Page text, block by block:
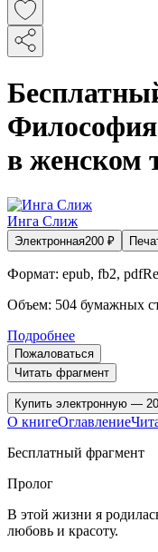
в женском
Инга Слиж
Электронная200 ₽
Формат: epub, fb2,
Объем: 504 бумажных
Подробнее
Пожаловаться
Читать фрагмент
Купить электронную —
О книгеОглавление
Бесплатный фрагмент
Пролог
В этой жизни я
любовь и красоту.